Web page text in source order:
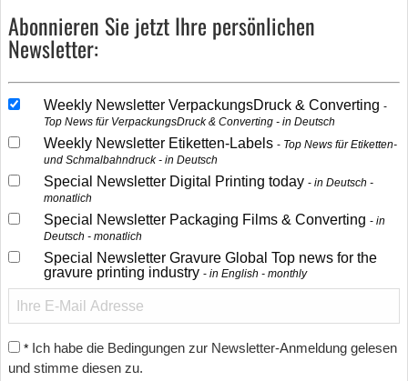
Abonnieren Sie jetzt Ihre persönlichen
Newsletter:
Weekly Newsletter VerpackungsDruck & Converting
Top News für VerpackungsDruck & Converting - in Deutsch
Weekly Newsletter Etiketten-Labels
Top News für Etiketten-
und Schmalbahndruck - in Deutsch
Special Newsletter Digital Printing today
in Deutsch -
monatlich
Special Newsletter Packaging Films & Converting
in
Deutsch - monatlich
Special Newsletter Gravure Global Top news for the
gravure printing industry
in English - monthly
* Ich habe die Bedingungen zur Newsletter-Anmeldung gelesen
und stimme diesen zu.